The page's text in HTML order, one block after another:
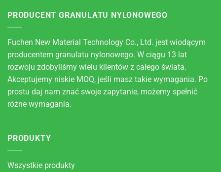
PRODUCENT GRANULATU NYLONOWEGO
Fuchen New Material Technology Co., Ltd. jest wiodącym
producentem granulatu nylonowego. W ciągu 13 lat
rozwoju zdobyliśmy wielu klientów z całego świata.
Akceptujemy niskie MOQ, jeśli masz takie wymagania. Po
prostu daj nam znać swoje zapytanie, możemy spełnić
różne wymagania.
PRODUKTY
Wszystkie produkty